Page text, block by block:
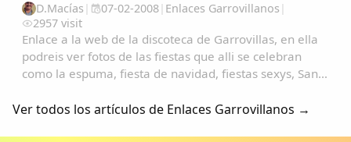
D.Macías | 07-02-2008| Enlaces Garrovillanos |
2957 visit
Enlace a la web de la discoteca de Garrovillas, en ella
podreis ver fotos de las fiestas que alli se celebran
como la espuma, fiesta de navidad, fiestas sexys, San
Ver todos los artículos de Enlaces Garrovillanos →